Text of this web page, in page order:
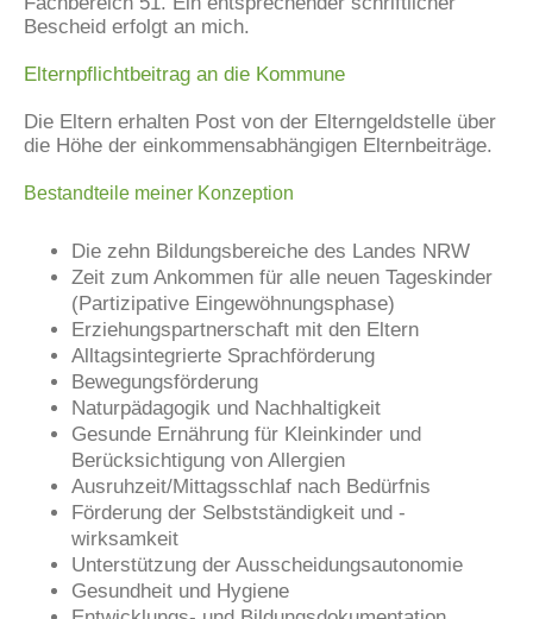
Bescheid erfolgt an mich.
Elternpflichtbeitrag an die Kommune
Die Eltern erhalten Post von der Elterngeldstelle über
die Höhe der einkommensabhängigen Elternbeiträge.
Bestandteile meiner Konzeption
Die zehn Bildungsbereiche des Landes NRW
Zeit zum Ankommen für alle neuen Tageskinder
(Partizipative Eingewöhnungsphase)
Erziehungspartnerschaft mit den Eltern
Alltagsintegrierte Sprachförderung
Bewegungsförderung
Naturpädagogik und Nachhaltigkeit
Gesunde Ernährung für Kleinkinder und
Berücksichtigung von Allergien
Ausruhzeit/Mittagsschlaf nach Bedürfnis
Förderung der Selbstständigkeit und -
wirksamkeit
Unterstützung der Ausscheidungsautonomie
Gesundheit und Hygiene